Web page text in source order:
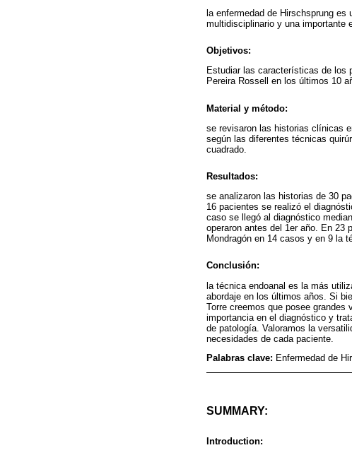
la enfermedad de Hirschsprung
multidisciplinario y una importante
Objetivos:
Estudiar las características de los
Pereira Rossell en los últimos 10
Material y método:
se revisaron las historias clínicas
según las diferentes técnicas
cuadrado.
Resultados:
se analizaron las historias de 30
16 pacientes se realizó el
caso se llegó al diagnóstico
operaron antes del 1er año. En 23
Mondragón en 14 casos y en 9 la
Conclusión:
la técnica endoanal es la más
abordaje en los últimos años. Si
Torre creemos que posee
importancia en el diagnóstico y
de patología. Valoramos la
necesidades de cada paciente.
Palabras clave: Enfermedad de
SUMMARY:
Introduction: